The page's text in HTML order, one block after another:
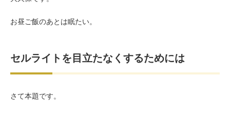
お昼ご飯のあとは眠たい。
セルライトを目立たなくするためには
さて本題です。